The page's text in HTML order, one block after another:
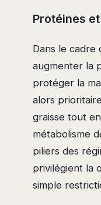
Protéines
Dans le cadre
augmenter la
protéger la
alors
graisse tout
métabolisme
piliers des
privilégient la
simple